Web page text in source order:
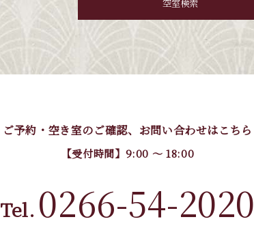
空室検索
ご予約・空き室のご確認、 お問い合わせはこちら
【受付時間】9:00 〜 18:00
Tel. 0266-54-2020